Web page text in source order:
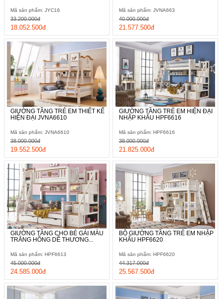
Mã sản phẩm: JYC16
18.052.500đ
33.200.000đ
Mã sản phẩm: JVNA663
21.577.500đ
40.000.000đ
GIƯỜNG TẦNG TRẺ EM THIẾT KẾ
HIỆN ĐẠI JVNA6610
Mã sản phẩm: JVNA6610
19.552.500đ
38.000.000đ
GIƯỜNG TẦNG TRẺ EM HIỆN ĐẠI
NHẬP KHẨU HPF6616
Mã sản phẩm: HPF6616
21.825.000đ
38.000.000đ
GIƯỜNG TẦNG CHO BÉ GÁI MÀU
TRẮNG HỒNG DỄ THƯƠNG...
Mã sản phẩm: HPF6613
24.585.000đ
45.000.000đ
BỘ GIƯỜNG TẦNG TRẺ EM NHẬP
KHẨU HPF6620
Mã sản phẩm: HPF6620
25.567.500đ
44.317.000đ